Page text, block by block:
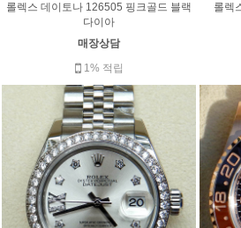
롤렉스 데이토나 126505 핑크골드 블랙
다이아
매장상담
1% 적립
롤렉